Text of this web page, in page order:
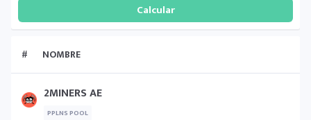
# NOMBRE
2MINERS AE
PPLNS POOL